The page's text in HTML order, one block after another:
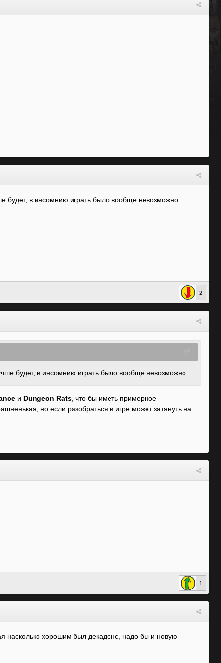
будет, в инсомнию играть было вообще невозможно.
2
будет, в инсомнию играть было вообще невозможно.
и Dungeon Rats , что бы иметь примерное
но если разобраться в игре может затянуть на
1
насколько хорошим был декаденс, надо бы и новую